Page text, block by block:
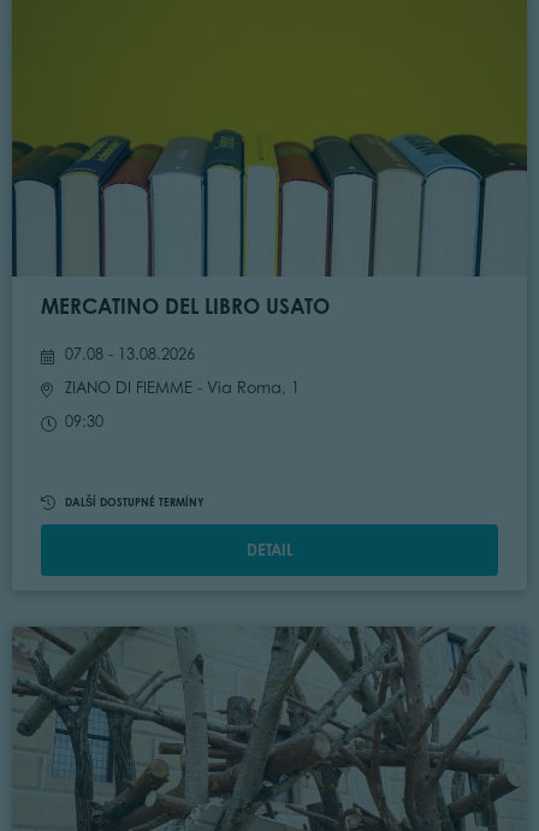
MERCATINO DEL LIBRO USATO
07.08 - 13.08.2026
ZIANO DI FIEMME - Via Roma, 1
09:30
DALŠÍ DOSTUPNÉ TERMÍNY
DETAIL